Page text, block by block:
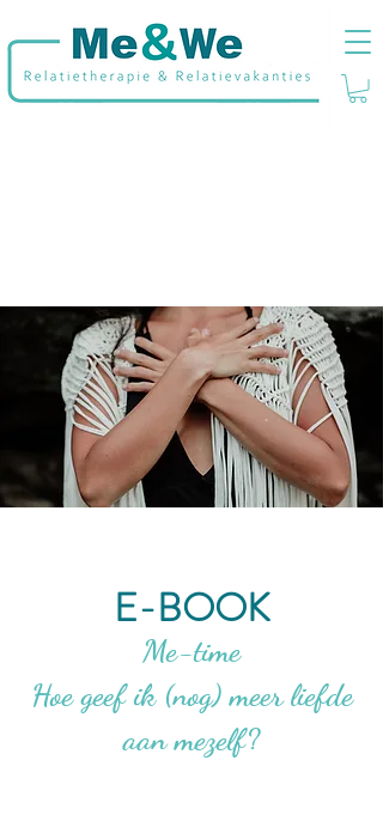
E-BOOK
Me-time
Hoe geef ik (nog) meer liefde
aan mezelf?